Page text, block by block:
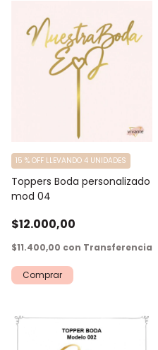
Toppers Boda personalizado
mod 04
$12.000,00
15 % OFF LLEVANDO 4 UNIDADES
$11.400,00 con Transferencia
Comprar